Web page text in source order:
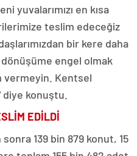
yuvalarımızı en kısa
teslim edeceğiz
bir kere daha
engel olmak
vermeyin. Kentsel
konuştu.
EDİLDİ
139 bin 879 konut, 15